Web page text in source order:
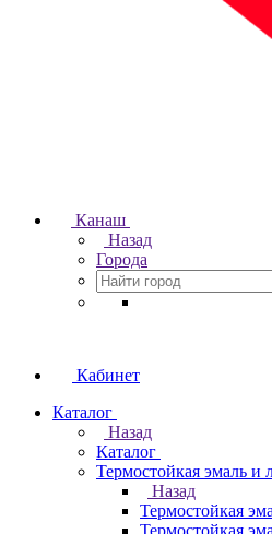
Канаш
Назад
Города
Кабинет
Каталог
Назад
Каталог
Термостойкая эмаль и
Назад
Термостойкая
Термостойкая